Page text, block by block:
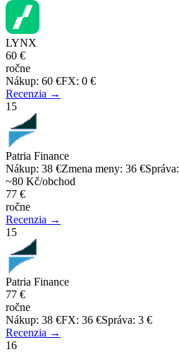
LYNX
60 €
ročne
Nákup: 60 €FX: 0 €
Recenzia →
15
Patria Finance
Nákup: 38 €Zmena meny: 36 €Správa:
~80 Kč/obchod
77 €
ročne
Recenzia →
15
Patria Finance
77 €
ročne
Nákup: 38 €FX: 36 €Správa: 3 €
Recenzia →
16